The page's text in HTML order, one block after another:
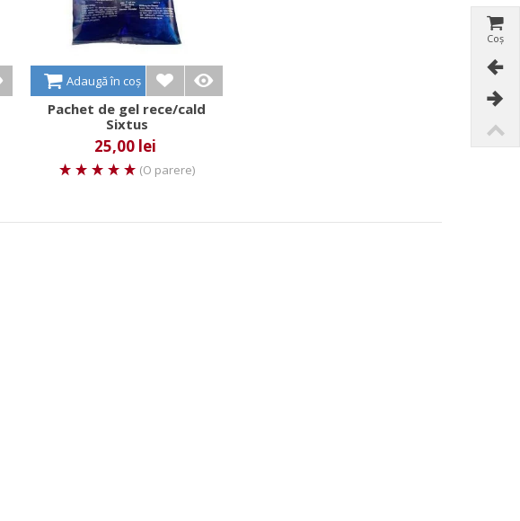
Adaugă în coș
Pachet de gel rece/cald
Sixtus
25,00 lei
(O parere)
Coș